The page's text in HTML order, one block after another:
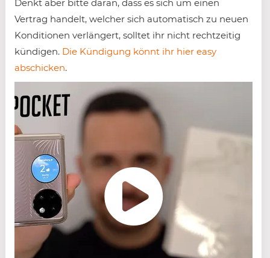
Denkt aber bitte daran, dass es sich um einen
Vertrag handelt, welcher sich automatisch zu neuen
Konditionen verlängert, solltet ihr nicht rechtzeitig
kündigen. Die Kündigung könnt ihr hier easy
abschicken.